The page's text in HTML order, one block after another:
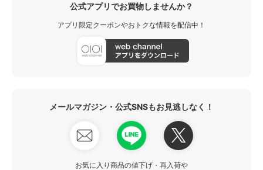
公式アプリでお買物しませんか？
アプリ限定クーポンやおトクな情報を配信中！
メールマガジン・公式SNSもお見逃しなく！
お気に入り商品の値下げ・再入荷や